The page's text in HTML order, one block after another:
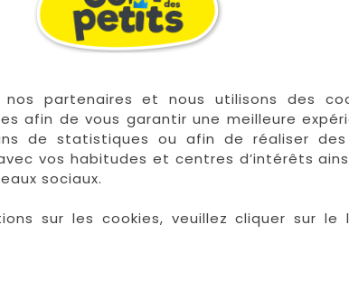
partenaires et nous utilisons des
afin de vous garantir une meilleure
de statistiques ou afin de réaliser des
vos habitudes et centres d’intérêts
sociaux.
sur les cookies, veuillez cliquer sur le
 En stock